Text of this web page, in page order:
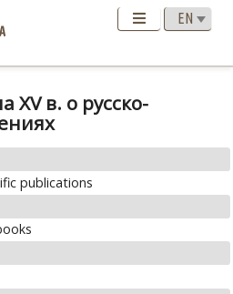
XV в. о русско-
publications